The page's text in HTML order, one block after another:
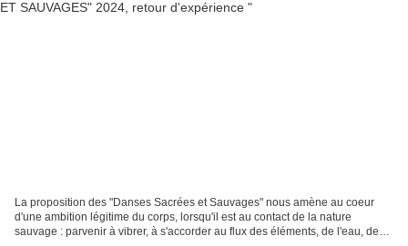
La proposition des "Danses Sacrées et Sauvages" nous amène au coeur
d'une ambition légitime du corps, lorsqu'il est au contact de la nature
sauvage : parvenir à vibrer, à s'accorder au flux des éléments, de l'eau, de